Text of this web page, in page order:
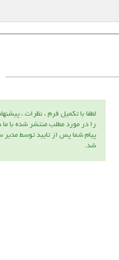
لطفا با تكميل فرم ، نظرات ،
را در مورد مطلب منتشر شده با ما
پيام شما پس از تاييد توسط مدير
شد.